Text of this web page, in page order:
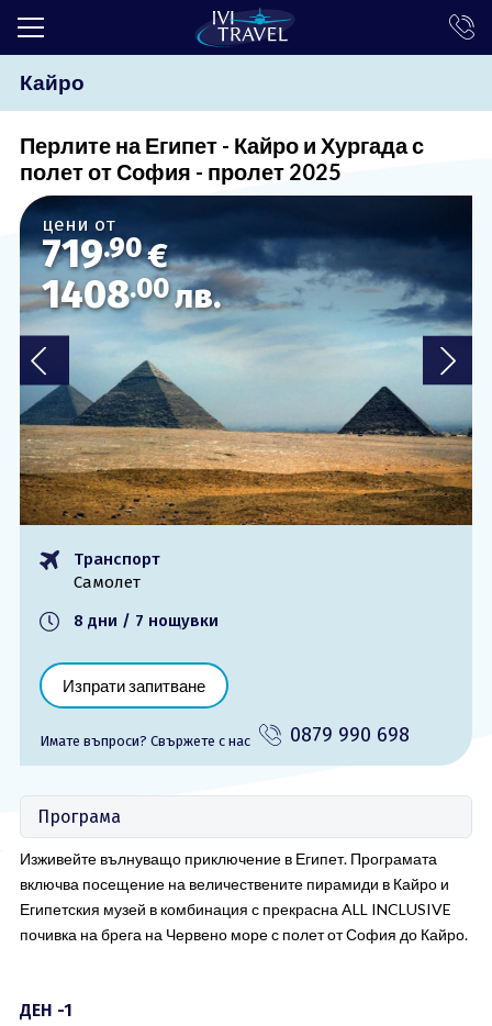
ТОП ОФЕРТИ
ЕКСКУРЗИИ
ЕКЗОТИКА
КРУИЗИ
LAST MINUTE
ПРАЗНИЦИ
ИНТЕРЕСНО
ТРАНСФЕРИ
ОЩЕ
За нас - Ivi Travel
Банкова сметка
Политика за
0879 990 698
Кайро
Перлите на Египет - Кайро и Хургада с
полет от София - пролет 2025
цени от
719.90€
1408.00лв.
Транспорт
Самолет
8 дни / 7 нощувки
Изпрати запитване
Имате въпроси? Cвържете с нас 0879 990 698
Програма
Изживейте вълнуващо приключение в Египет. Програмата
включва посещение на величествените пирамиди в Кайро и
Египетския музей в комбинация с прекрасна ALL INCLUSIVE
почивка на брега на Червено море с полет от София до Кайро.
ДЕН -1